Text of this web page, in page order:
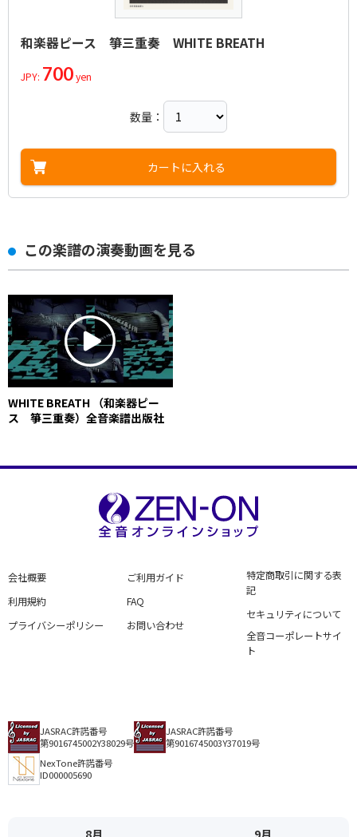
和楽器ピース 箏三重奏 WHITE BREATH
JPY: 700yen
数量：
カートに入れる
この楽譜の演奏動画を見る
WHITE BREATH （和楽器ピー
ス 箏三重奏）全音楽譜出版社
会社概要
利用規約
プライバシーポリシー
ご利用ガイド
FAQ
お問い合わせ
特定商取引に関する表
記
セキュリティについて
全音コーポレートサイ
ト
JASRAC許諾番号
第9016745002Y38029号
JASRAC許諾番号
第9016745003Y37019号
NexTone許諾番号
ID000005690